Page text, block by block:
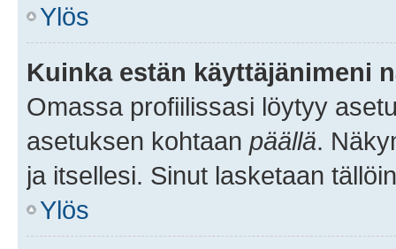
Ylös
Kuinka estän käyttäjänimeni
Omassa profiilissasi löytyy
asetuksen kohtaan päällä.
ja itsellesi. Sinut lasketaan
Ylös